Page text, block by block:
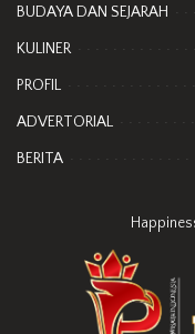
BUDAYA DAN SEJARAH
KULINER
PROFIL
ADVERTORIAL
BERITA